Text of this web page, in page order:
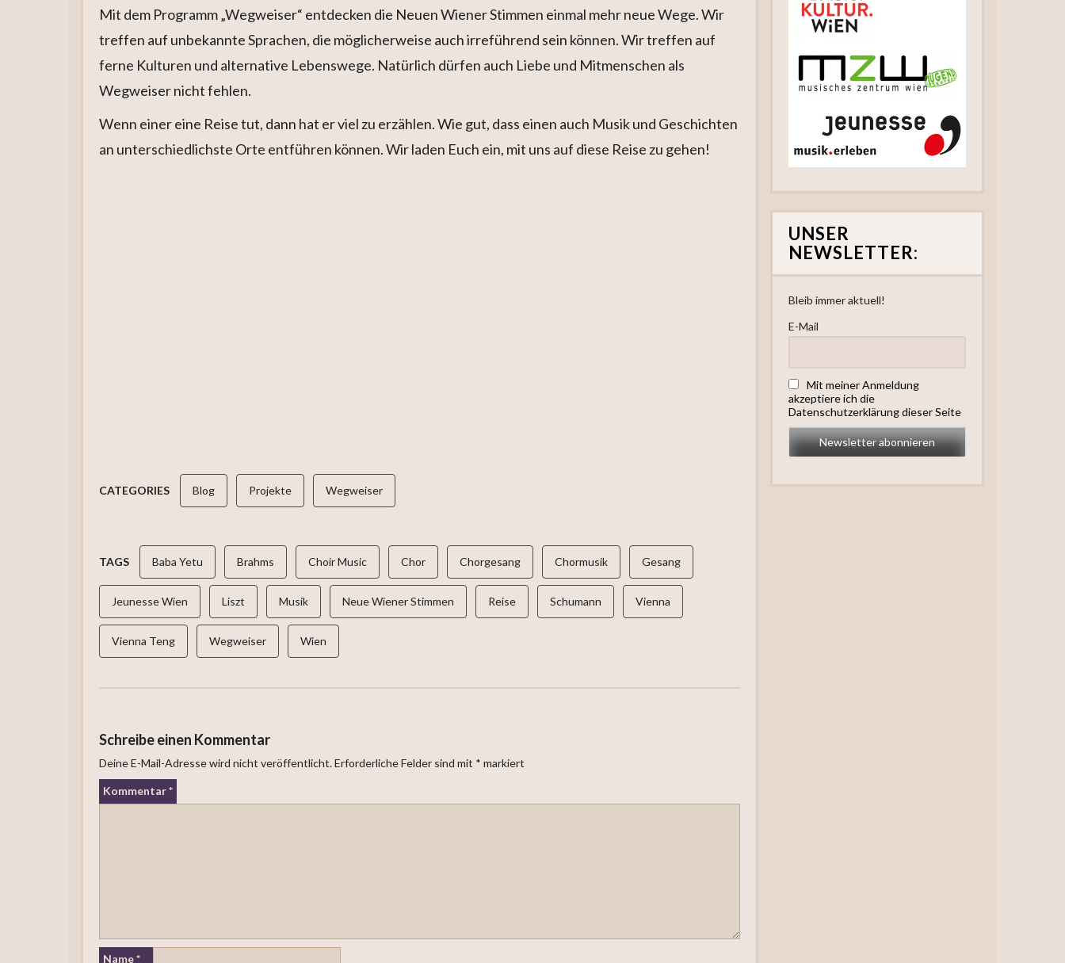
Mit dem Programm „Wegweiser“ entdecken die Neuen Wiener Stimmen einmal mehr neue Wege. Wir
treffen auf unbekannte Sprachen, die möglicherweise auch irreführend sein können. Wir treffen auf
ferne Kulturen und alternative Lebenswege. Natürlich dürfen auch Liebe und Mitmenschen als
Wegweiser nicht fehlen.
Wenn einer eine Reise tut, dann hat er viel zu erzählen. Wie gut, dass einen auch Musik und Geschichten
an unterschiedlichste Orte entführen können. Wir laden Euch ein, mit uns auf diese Reise zu gehen!
CATEGORIES Blog Projekte Wegweiser
TAGS Baba Yetu Brahms Choir Music Chor Chorgesang Chormusik Gesang
Jeunesse Wien Liszt Musik Neue Wiener Stimmen Reise Schumann Vienna
Vienna Teng Wegweiser Wien
Schreibe einen Kommentar
Deine E-Mail-Adresse wird nicht veröffentlicht.Erforderliche Felder sind mit * markiert
Kommentar*
Name*
UNSER
NEWSLETTER:
Bleib immer aktuell!
E-Mail
Mit meiner Anmeldung
akzeptiere ich die
Datenschutzerklärung dieser Seite